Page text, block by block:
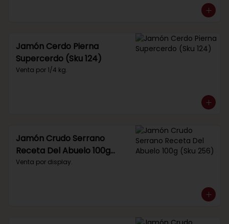
Jamón Cerdo Pierna
Supercerdo (Sku 124)
Venta por 1/4 kg.
Jamón Crudo Serrano
Receta Del Abuelo 100g
(Sku 256)
Venta por display.